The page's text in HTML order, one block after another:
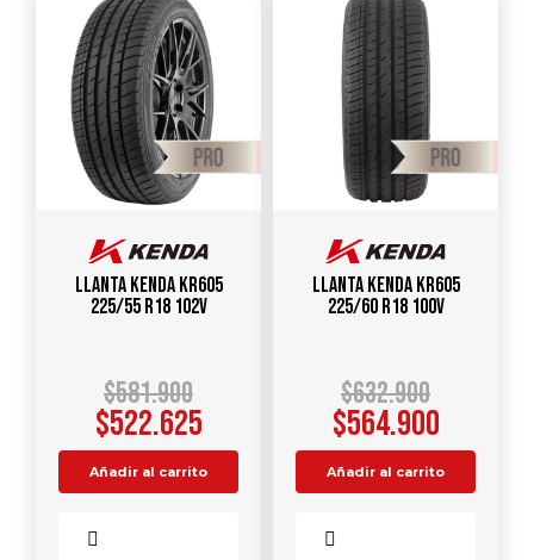
Llanta KENDA KR605
225/55 R18 102V
$581.900
$522.625
Añadir al carrito
Llanta KENDA KR605
225/60 R18 100V
$632.900
$564.900
Añadir al carrito